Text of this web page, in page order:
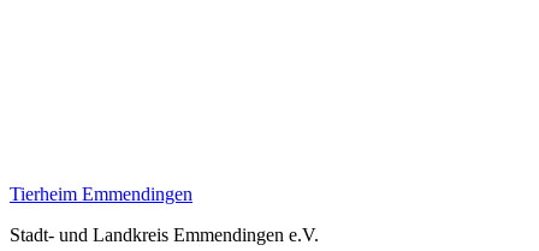
Tierheim Emmendingen
Stadt- und Landkreis Emmendingen e.V.